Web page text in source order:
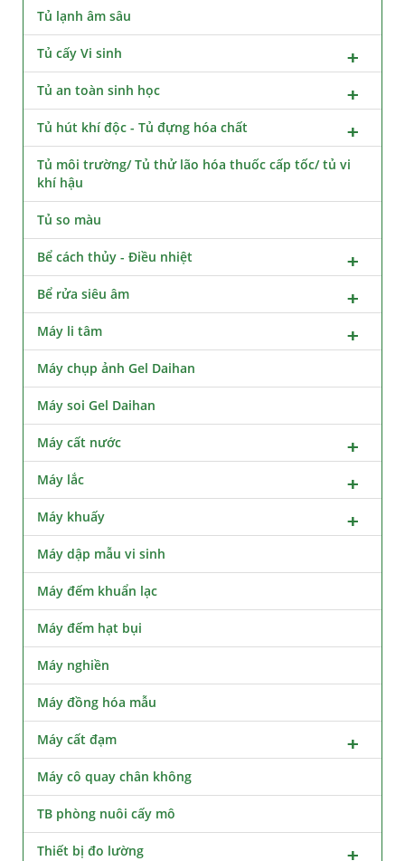
Tủ lạnh âm sâu
Tủ cấy Vi sinh
Tủ an toàn sinh học
Tủ hút khí độc - Tủ đựng hóa chất
Tủ môi trường/ Tủ thử lão hóa thuốc cấp tốc/ tủ vi
khí hậu
Tủ so màu
Bể cách thủy - Điều nhiệt
Bể rửa siêu âm
Máy li tâm
Máy chụp ảnh Gel Daihan
Máy soi Gel Daihan
Máy cất nước
Máy lắc
Máy khuấy
Máy dập mẫu vi sinh
Máy đếm khuẩn lạc
Máy đếm hạt bụi
Máy nghiền
Máy đồng hóa mẫu
Máy cất đạm
Máy cô quay chân không
TB phòng nuôi cấy mô
Thiết bị đo lường